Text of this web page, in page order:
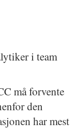
i team
må forvente
den
har mest